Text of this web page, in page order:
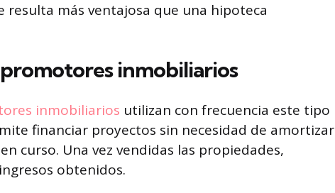
resulta más ventajosa que una hipoteca
inmobiliarios
inmobiliarios utilizan con frecuencia este tipo
financiar proyectos sin necesidad de amortizar
curso. Una vez vendidas las propiedades,
obtenidos.